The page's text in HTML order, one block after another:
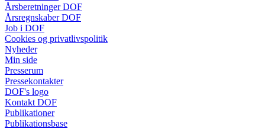
Årsberetninger DOF
Årsregnskaber DOF
Job i DOF
Cookies og privatlivspolitik
Nyheder
Min side
Presserum
Pressekontakter
DOF's logo
Kontakt DOF
Publikationer
Publikationsbase